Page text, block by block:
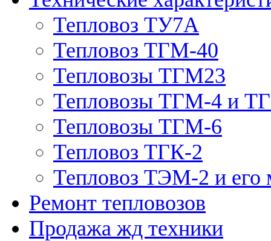
Тепловоз ТУ7А
Тепловоз ТГМ-40
Тепловозы ТГМ23
Тепловозы ТГМ-4 и
Тепловозы ТГМ-6
Тепловоз ТГК-2
Тепловоз ТЭМ-2 и его
Ремонт тепловозов
Продажа жд техники